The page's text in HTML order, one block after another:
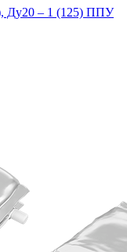
Ду20 – 1 (125) ППУ